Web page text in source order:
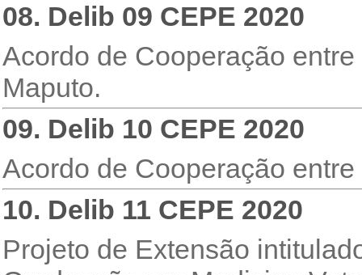
08. Delib 09 CEPE 2020
Acordo de Cooperação
Maputo.
09. Delib 10 CEPE 2020
Acordo de Cooperação
10. Delib 11 CEPE 2020
Projeto de Extensão